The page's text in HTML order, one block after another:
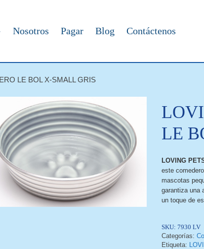
Nosotros Pagar Blog Contáctenos
LE BOL X-SMALL GRIS
LE
LOVING
este
mascotas
garantiza una
un toque de
SKU: 7930 LV
Categorías:
Etiqueta: